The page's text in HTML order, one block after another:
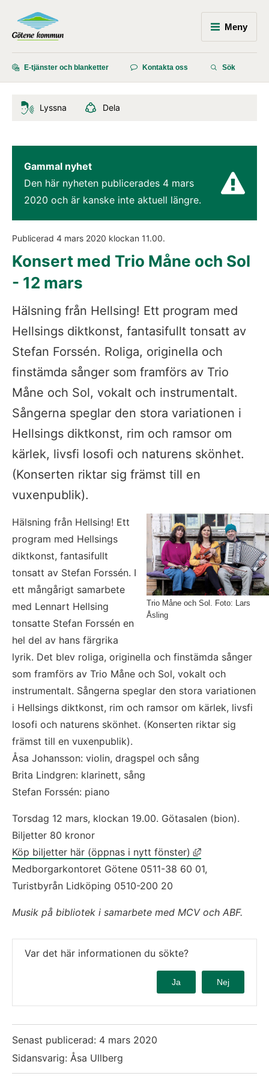
Meny
E-tjänster och blanketter Kontakta oss Sök
Lyssna Dela
Gammal nyhet
Den här nyheten publicerades 4 mars
2020 och är kanske inte aktuell längre.
Publicerad 4 mars 2020 klockan 11.00.
Konsert med Trio Måne och Sol
- 12 mars
Hälsning från Hellsing! Ett program med
Hellsings diktkonst, fantasifullt tonsatt av
Stefan Forssén. Roliga, originella och
finstämda sånger som framförs av Trio
Måne och Sol, vokalt och instrumentalt.
Sångerna speglar den stora variationen i
Hellsings diktkonst, rim och ramsor om
kärlek, livsfi losofi och naturens skönhet.
(Konserten riktar sig främst till en
vuxenpublik).
Trio Måne och Sol. Foto: Lars
Åsling
Hälsning från Hellsing! Ett
program med Hellsings
diktkonst, fantasifullt
tonsatt av Stefan Forssén. I
ett mångårigt samarbete
med Lennart Hellsing
tonsatte Stefan Forssén en
hel del av hans färgrika
lyrik. Det blev roliga, originella och finstämda sånger
som framförs av Trio Måne och Sol, vokalt och
instrumentalt. Sångerna speglar den stora variationen
i Hellsings diktkonst, rim och ramsor om kärlek, livsfi
losofi och naturens skönhet. (Konserten riktar sig
främst till en vuxenpublik).
Åsa Johansson: violin, dragspel och sång
Brita Lindgren: klarinett, sång
Stefan Forssén: piano
Torsdag 12 mars, klockan 19.00. Götasalen (bion).
Biljetter 80 kronor
Köp biljetter här (öppnas i nytt fönster)
Länk till
Medborgarkontoret Götene 0511-38 60 01,
Turistbyrån Lidköping 0510-200 20
Musik på bibliotek i samarbete med MCV och ABF.
Var det här informationen du sökte?
Ja Nej
Senast publicerad: 4 mars 2020
Sidansvarig: Åsa Ullberg